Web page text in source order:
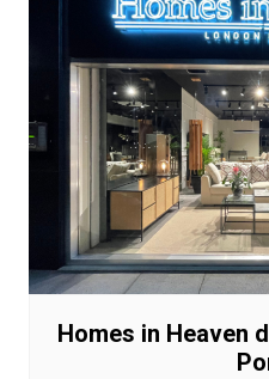
Homes in Heaven